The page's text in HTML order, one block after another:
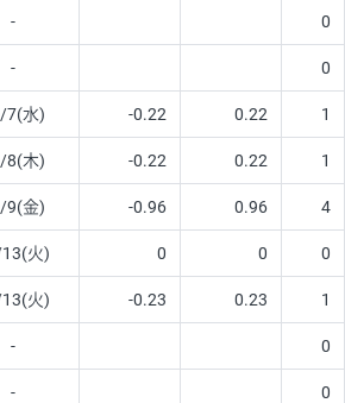
- 0
- 0
7(水) -0.22 0.22 1
8(木) -0.22 0.22 1
9(金) -0.96 0.96 4
火) 0 0 0
火) -0.23 0.23 1
- 0
- 0